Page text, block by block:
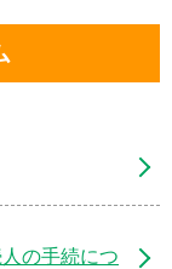
の手続につ